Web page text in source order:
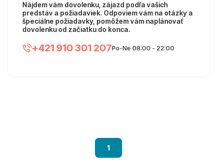
Nájdem vám dovolenku, zájazd podľa vašich
predstáv a požiadaviek. Odpoviem vám na otázky a
špeciálne požiadavky, pomôžem vám naplánovať
dovolenku od začiatku do konca.
+421 910 301 207Po-Ne 08:00 - 22:00
1